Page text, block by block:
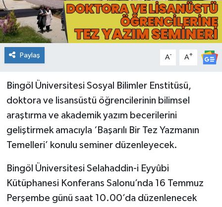
Paylaş A- A+
Bingöl Üniversitesi Sosyal Bilimler Enstitüsü,
doktora ve lisansüstü öğrencilerinin bilimsel
araştırma ve akademik yazım becerilerini
geliştirmek amacıyla ‘Başarılı Bir Tez Yazmanın
Temelleri’ konulu seminer düzenleyecek.
Bingöl Üniversitesi Selahaddin-i Eyyûbi
Kütüphanesi Konferans Salonu’nda 16 Temmuz
Perşembe günü saat 10.00’da düzenlenecek
SAĞLIK
SİYASET
YEDİSU